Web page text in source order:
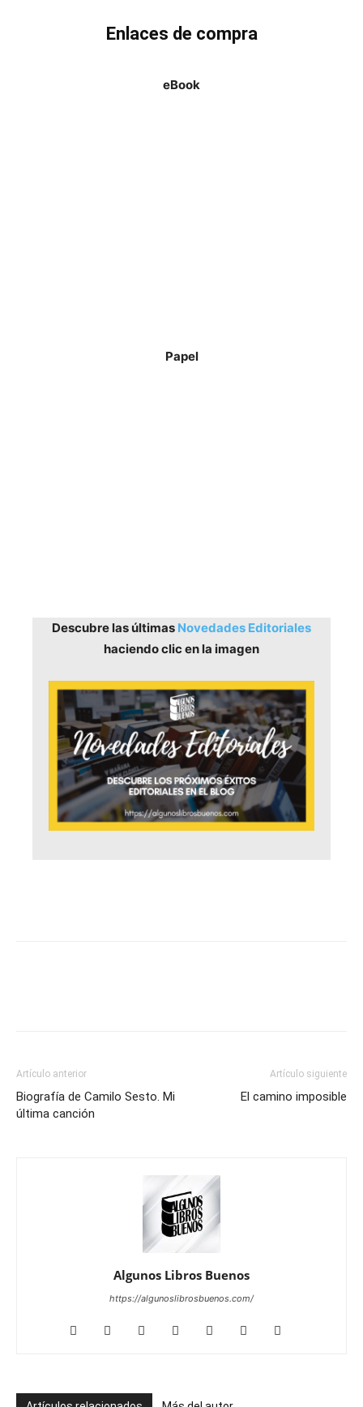
Enlaces de compra
eBook
Papel
Descubre las últimas Novedades Editoriales
haciendo clic en la imagen
Artículo anterior
Biografía de Camilo Sesto. Mi
última canción
Artículo siguiente
El camino imposible
Algunos Libros Buenos
https://algunoslibrosbuenos.com/